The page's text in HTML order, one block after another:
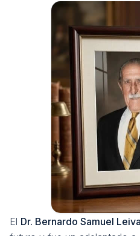
El Dr. Bernardo Samuel Leiva